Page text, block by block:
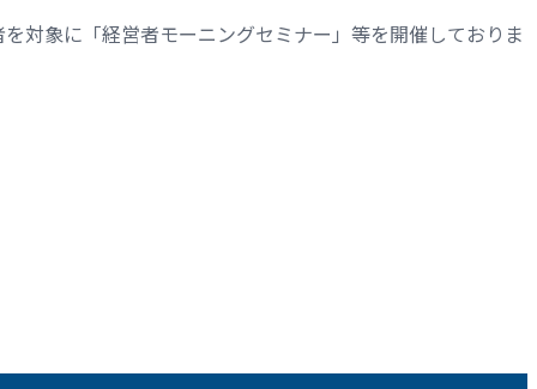
対象に「経営者モーニングセミナー」等を開催しておりま